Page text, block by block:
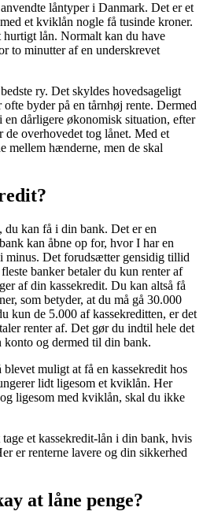
låntyper i Danmark. Det er et
et kviklån nogle få tusinde kroner.
hurtigt lån. Normalt kan du have
to minutter af en underskrevet
ry. Det skyldes hovedsageligt
ofte byder på en tårnhøj rente. Dermed
en dårligere økonomisk situation, efter
de overhovedet tog lånet. Med et
mellem hænderne, men de skal
du kan få i din bank. Det er en
kan åbne op for, hvor I har en
minus. Det forudsætter gensidig tillid
banker betaler du kun renter af
af din kassekredit. Du kan altså få
som betyder, at du må gå 30.000
kun de 5.000 af kassekreditten, er det
renter af. Det gør du indtil hele det
konto og dermed til din bank.
blevet muligt at få en kassekredit hos
lidt ligesom et kviklån. Her
ligesom med kviklån, skal du ikke
et kassekredit-lån i din bank, hvis
er renterne lavere og din sikkerhed
at låne penge?